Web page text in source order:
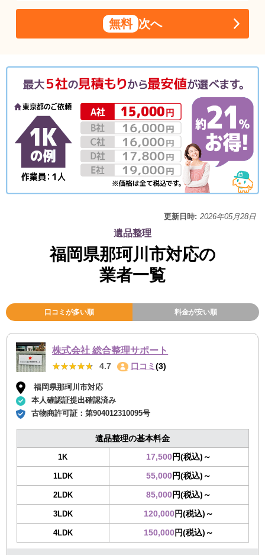
無料 次へ
更新日時: 2026年05月28日
遺品整理
福岡県那珂川市対応の
業者一覧
口コミが多い順 料金が安い順
株式会社 総合整理サポート
★★★★★
★★★★★ 4.7 口コミ (3)
福岡県那珂川市対応
本人確認証提出確認済み
古物商許可証：第904012310095号
遺品整理の基本料金
1K 17,500円(税込)～
1LDK 55,000円(税込)～
2LDK 85,000円(税込)～
3LDK 120,000円(税込)～
4LDK 150,000円(税込)～